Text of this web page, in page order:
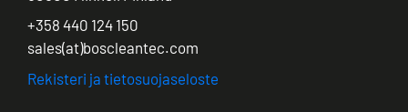
+358 440 124 150
sales(at)boscleantec.com
Rekisteri ja tietosuojaseloste